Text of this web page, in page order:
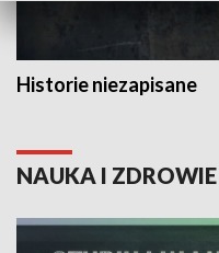
Historie niezapisane
NAUKA I ZDROWIE